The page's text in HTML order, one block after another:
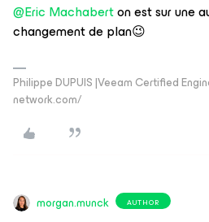
@Eric Machaberton est sur une
changement de plan😉
Philippe DUPUIS |Veeam Certified
network.com/
morgan.munck AUTHOR